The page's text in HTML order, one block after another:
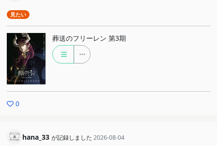
見たい
葬送のフリーレン 第3期
0
hana_33 が記録しました 2026-08-04